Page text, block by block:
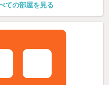
ての部屋を見る